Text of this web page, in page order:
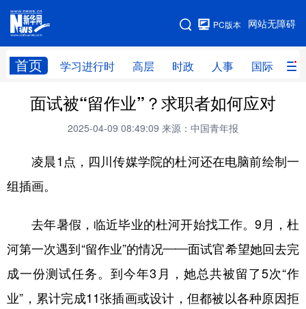
网站无障碍
PC版本
首页 学习进行时 高层 时政 人事 国际 财
网站地图
学习进行时 高层 时政 人事
财经 网评
台湾 思客智库 全球连线 教育
科技
文化 书画 健康 军事
访谈 视频 图片 政务
法律 中央文件 金融 汽车
食品 人居 信息化 数字经济
面试被“留作业”？求职者如何应对
2025-04-09 08:49:09 来源：中国青年报
凌晨1点，四川传媒学院的杜河还在电脑前绘制一
组插画。
去年暑假，临近毕业的杜河开始找工作。9月，杜
河第一次遇到“留作业”的情况——面试官希望她回去完
成一份测试任务。到今年3月，她总共被留了5次“作
业”，累计完成11张插画或设计，但都被以各种原因拒